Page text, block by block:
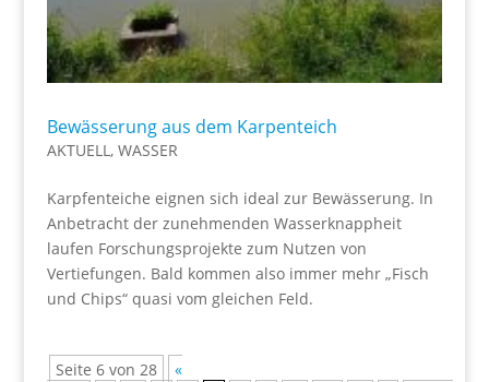
Bewässerung aus dem Karpenteich
AKTUELL, WASSER
Karpfenteiche eignen sich ideal zur Bewässerung. In
Anbetracht der zunehmenden Wasserknappheit
laufen Forschungsprojekte zum Nutzen von
Vertiefungen. Bald kommen also immer mehr „Fisch
und Chips“ quasi vom gleichen Feld.
Seite 6 von 28
«